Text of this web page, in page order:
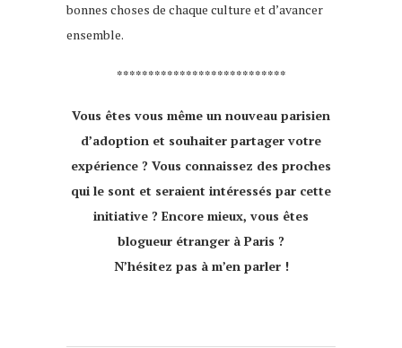
bonnes choses de chaque culture et d’avancer
ensemble.
***************************
Vous êtes vous même un nouveau parisien
d’adoption et souhaiter partager votre
expérience ? Vous connaissez des proches
qui le sont et seraient intéressés par cette
initiative ? Encore mieux, vous êtes
blogueur étranger à Paris ?
N’hésitez pas à m’en parler !